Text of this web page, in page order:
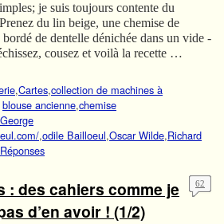
je suis toujours contente du
du lin beige, une chemise de
de dentelle dénichée dans un vide -
cousez et voilà la recette …
,Cartes,collection de machines à
blouse ancienne,chemise
George
,odile Bailloeul,Oscar Wilde,Richard
Réponses
: des cahiers comme je
d’en avoir ! (1/2)
62